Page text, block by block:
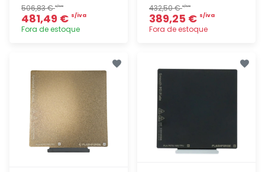
506,83 €s/iva
481,49 € s/iva
Fora de estoque
432,50 €s/iva
389,25 € s/iva
Fora de estoque
rapidamente